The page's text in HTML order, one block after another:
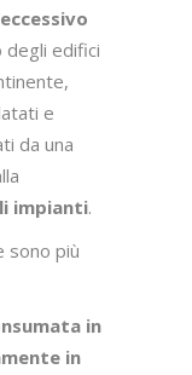
degli edifici
e
da una
impianti.
sono più
in
in